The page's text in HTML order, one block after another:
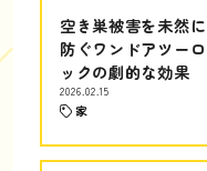
空き巣被害を未然に
防ぐワンドアツーロ
ックの劇的な効果
2026.02.15
家